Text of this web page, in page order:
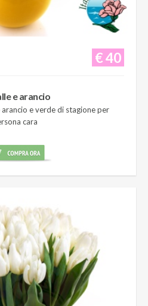
€ 40
e arancio
e verde di stagione per
cara